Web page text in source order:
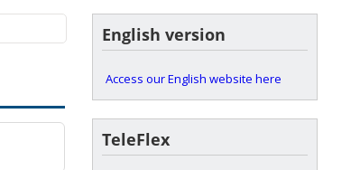
English version
Access our English website here
TeleFlex